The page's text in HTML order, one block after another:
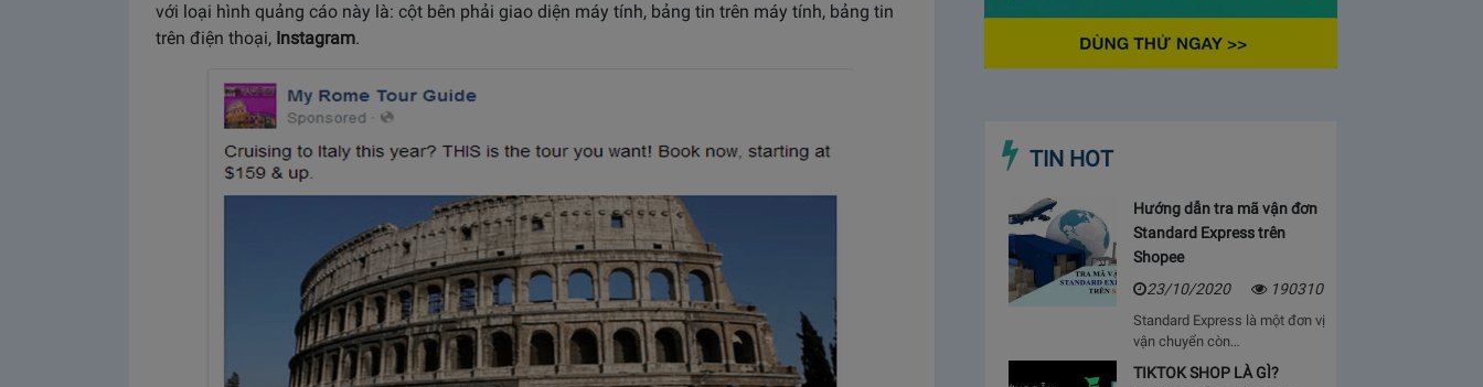
với loại hình quảng cáo này là: cột bên phải giao diện máy tính, bảng tin trên máy tính, bảng tin
trên điện thoại, Instagram.
TIN HOT
Hướng dẫn tra mã vận đơn
Standard Express trên
Shopee
23/10/2020
190310
Standard Express là một đơn vị
vận chuyển còn…
TIKTOK SHOP LÀ GÌ?